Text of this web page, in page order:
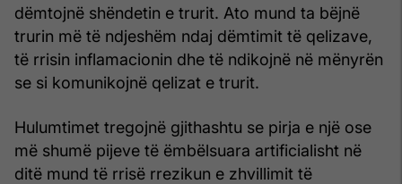
dëmtojnë shëndetin e trurit. Ato mund ta bëjnë
trurin më të ndjeshëm ndaj dëmtimit të qelizave,
të rrisin inflamacionin dhe të ndikojnë në mënyrën
se si komunikojnë qelizat e trurit.
Hulumtimet tregojnë gjithashtu se pirja e një ose
më shumë pijeve të ëmbëlsuara artificialisht në
ditë mund të rrisë rrezikun e zhvillimit të